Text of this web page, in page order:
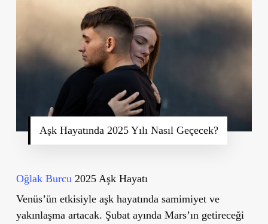
Aşk Hayatında 2025 Yılı Nasıl Geçecek?
Oğlak Burcu 2025 Aşk Hayatı
Venüs’ün etkisiyle aşk hayatında samimiyet ve
yakınlaşma artacak. Şubat ayında Mars’ın getireceği